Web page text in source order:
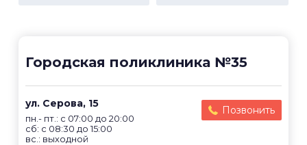
Городская поликлиника №35
ул. Серова, 15
пн.- пт.: с 07:00 до 20:00
сб: с 08:30 до 15:00
вс.: выходной
Позвонить